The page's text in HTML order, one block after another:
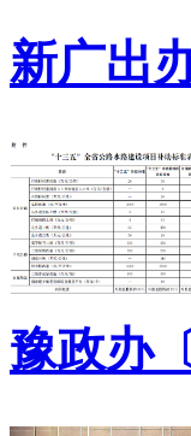
新广出
豫政办